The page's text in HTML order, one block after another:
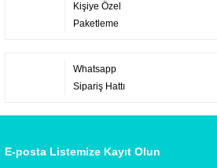
Kişiye Özel
Paketleme
Whatsapp
Sipariş Hattı
E-posta Listemize Kayıt Olun